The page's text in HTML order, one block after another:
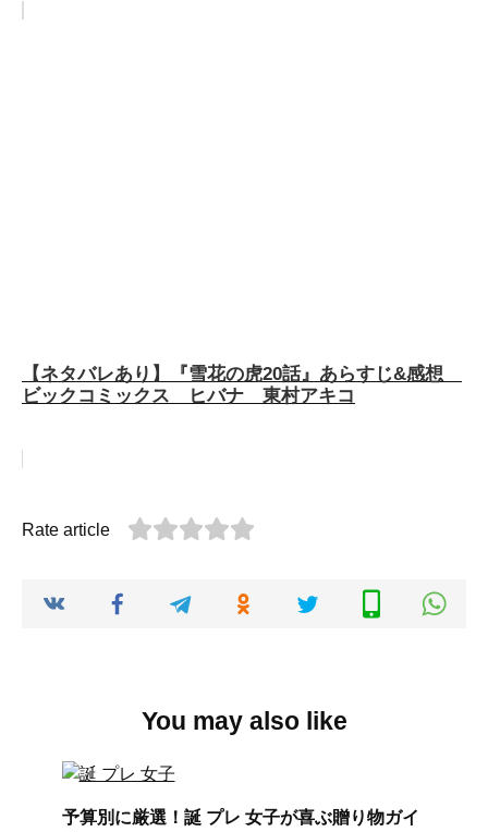
【ネタバレあり】『雪花の虎20話』あらすじ&感想
ビックコミックス ヒバナ 東村アキコ
Rate article
You may also like
予算別に厳選！誕 プレ 女子が喜ぶ贈り物ガイ